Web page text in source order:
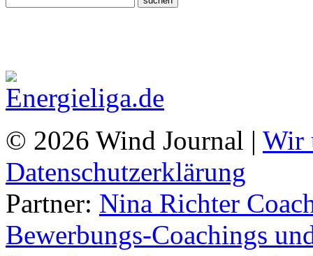
© 2026 Wind Journal | Wir
Datenschutzerklärung
Partner: Nina Richter
Bewerbungs-Coachings